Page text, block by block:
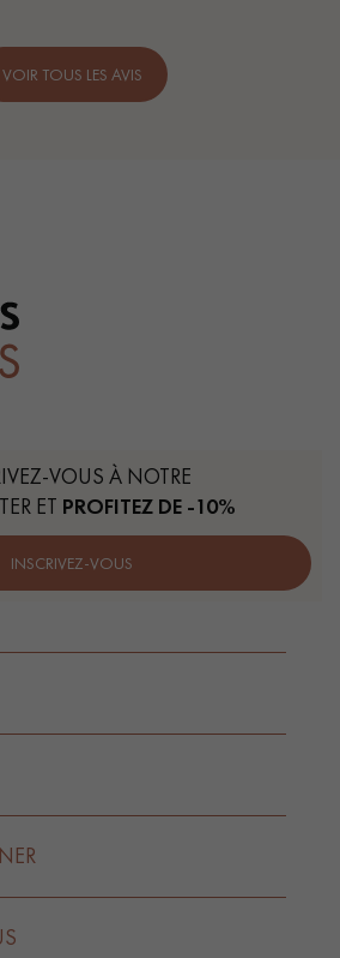
VOIR TOUS LES AVIS
VOUS À NOTRE
ET PROFITEZ DE -10%
INSCRIVEZ-VOUS